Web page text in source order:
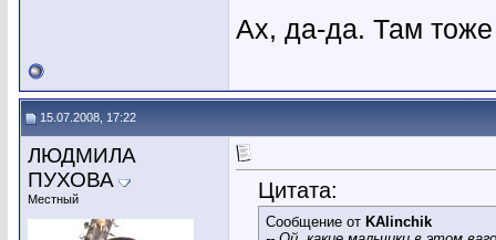
Ах, да-да. Там
15.07.2008, 17:22
ЛЮДМИЛА
ПУХОВА
Местный Цитата:
Сообщение от KAlinchik